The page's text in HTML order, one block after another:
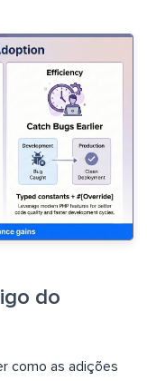
do
como as adições